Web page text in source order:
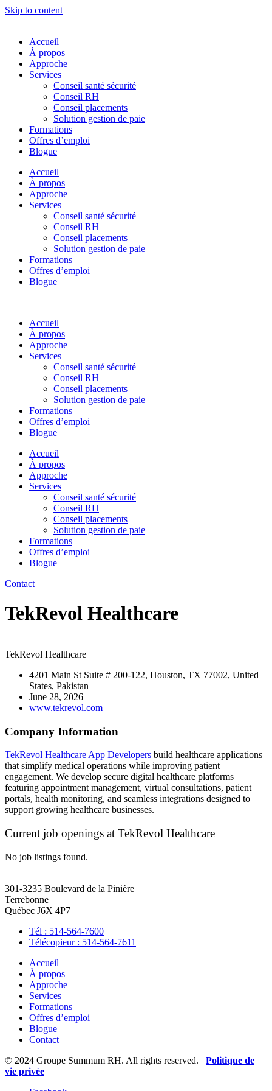
Skip to content
Accueil
À propos
Approche
Services
Conseil santé sécurité
Conseil RH
Conseil placements
Solution gestion de paie
Formations
Offres d’emploi
Blogue
Accueil
À propos
Approche
Services
Conseil santé sécurité
Conseil RH
Conseil placements
Solution gestion de paie
Formations
Offres d’emploi
Blogue
Accueil
À propos
Approche
Services
Conseil santé sécurité
Conseil RH
Conseil placements
Solution gestion de paie
Formations
Offres d’emploi
Blogue
Accueil
À propos
Approche
Services
Conseil santé sécurité
Conseil RH
Conseil placements
Solution gestion de paie
Formations
Offres d’emploi
Blogue
Contact
TekRevol Healthcare
TekRevol Healthcare
4201 Main St Suite # 200-122, Houston, TX 77002, United
States, Pakistan
June 28, 2026
www.tekrevol.com
Company Information
TekRevol Healthcare App Developers build healthcare applications
that simplify medical operations while improving patient
engagement. We develop secure digital healthcare platforms
featuring appointment management, virtual consultations, patient
portals, health monitoring, and seamless integrations designed to
support growing healthcare businesses.
Current job openings at TekRevol Healthcare
No job listings found.
301-3235 Boulevard de la Pinière
Terrebonne
Québec J6X 4P7
Tél : 514-564-7600
Télécopieur : 514-564-7611
Accueil
À propos
Approche
Services
Formations
Offres d’emploi
Blogue
Contact
© 2024 Groupe Summum RH. All rights reserved. Politique de
vie privée